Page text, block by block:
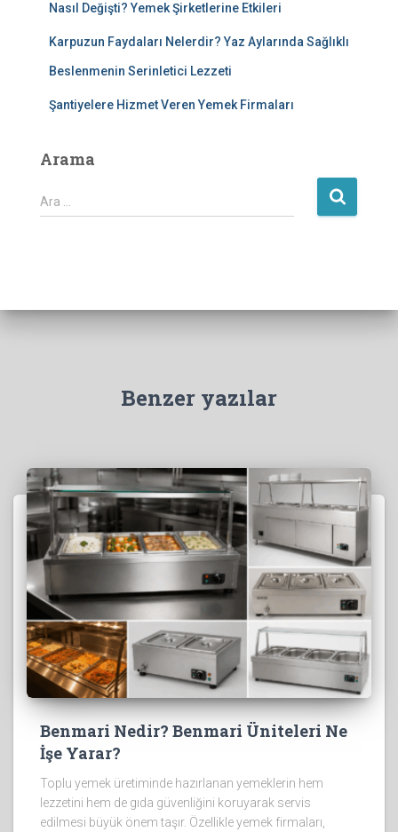
Nasıl Değişti? Yemek Şirketlerine Etkileri
Karpuzun Faydaları Nelerdir? Yaz Aylarında Sağlıklı
Beslenmenin Serinletici Lezzeti
Şantiyelere Hizmet Veren Yemek Firmaları
Arama
A
r
Ara …
Benzer yazılar
Benmari Nedir? Benmari Üniteleri Ne
İşe Yarar?
Toplu yemek üretiminde hazırlanan yemeklerin hem
lezzetini hem de gıda güvenliğini koruyarak servis
edilmesi büyük önem taşır. Özellikle yemek firmaları,